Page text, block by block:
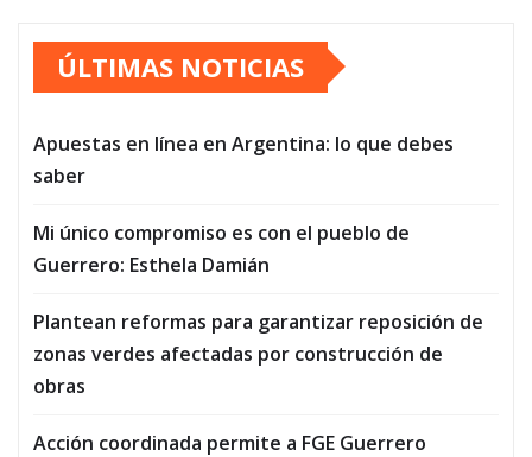
ÚLTIMAS NOTICIAS
Apuestas en línea en Argentina: lo que debes
saber
Mi único compromiso es con el pueblo de
Guerrero: Esthela Damián
Plantean reformas para garantizar reposición de
zonas verdes afectadas por construcción de
obras
Acción coordinada permite a FGE Guerrero